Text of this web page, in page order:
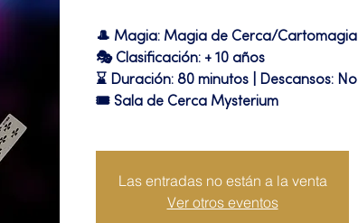
🎩 Magia: Magia de Cerca/Cartomagia
🎭 Clasificación: + 10 años
⌛ Duración: 80 minutos | Descansos: No
🎟 Sala de Cerca Mysterium
Las entradas no están a la venta
Ver otros eventos